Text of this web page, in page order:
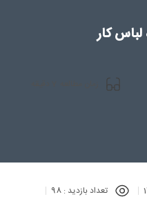
کار
تعداد بازدید :98